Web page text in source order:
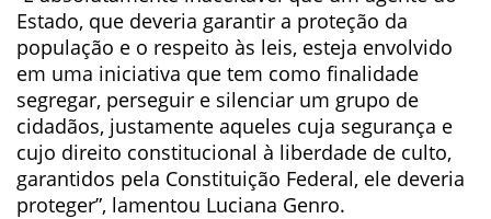
Estado, que deveria garantir a proteção da
população e o respeito às leis, esteja envolvido
em uma iniciativa que tem como finalidade
segregar, perseguir e silenciar um grupo de
cidadãos, justamente aqueles cuja segurança e
cujo direito constitucional à liberdade de culto,
garantidos pela Constituição Federal, ele deveria
proteger”, lamentou Luciana Genro.